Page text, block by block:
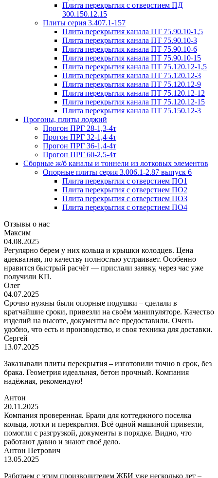
Плита перекрытия с отверстием ПД
300.150.12.15
Плиты серия 3.407.1-157
Плита перекрытия канала ПТ 75.90.10-1,5
Плита перекрытия канала ПТ 75.90.10-3
Плита перекрытия канала ПТ 75.90.10-6
Плита перекрытия канала ПТ 75.90.10-15
Плита перекрытия канала ПТ 75.120.12-1,5
Плита перекрытия канала ПТ 75.120.12-3
Плита перекрытия канала ПТ 75.120.12-9
Плита перекрытия канала ПТ 75.120.12-12
Плита перекрытия канала ПТ 75.120.12-15
Плита перекрытия канала ПТ 75.150.12-3
Прогоны, плиты лоджий
Прогон ПРГ 28-1,3-4т
Прогон ПРГ 32-1,4-4т
Прогон ПРГ 36-1,4-4т
Прогон ПРГ 60-2,5-4т
Сборные ж/б каналы и тоннели из лотковых элементов
Опорные плиты серия 3.006.1-2.87 выпуск 6
Плита перекрытия с отверстием ПО1
Плита перекрытия с отверстием ПО2
Плита перекрытия с отверстием ПО3
Плита перекрытия с отверстием ПО4
Отзывы о нас
Максим
04.08.2025
Регулярно берем у них кольца и крышки колодцев. Цена
адекватная, по качеству полностью устраивает. Особенно
нравится быстрый расчёт — прислали заявку, через час уже
получили КП.
Олег
04.07.2025
Срочно нужны были опорные подушки – сделали в
кратчайшие сроки, привезли на своём манипуляторе. Качество
изделий на высоте, документы все предоставили. Очень
удобно, что есть и производство, и своя техника для доставки.
Сергей
13.07.2025
Заказывали плиты перекрытия – изготовили точно в срок, без
брака. Геометрия идеальная, бетон прочный. Компания
надёжная, рекомендую!
Антон
20.11.2025
Компания проверенная. Брали для коттеджного поселка
кольца, лотки и перекрытия. Всё одной машиной привезли,
помогли с разгрузкой, документы в порядке. Видно, что
работают давно и знают своё дело.
Антон Петрович
13.05.2025
Работаем с этим производителем ЖБИ уже несколько лет –